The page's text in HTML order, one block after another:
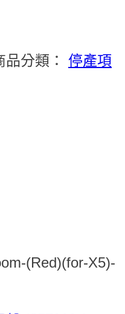
品分類： 停產項